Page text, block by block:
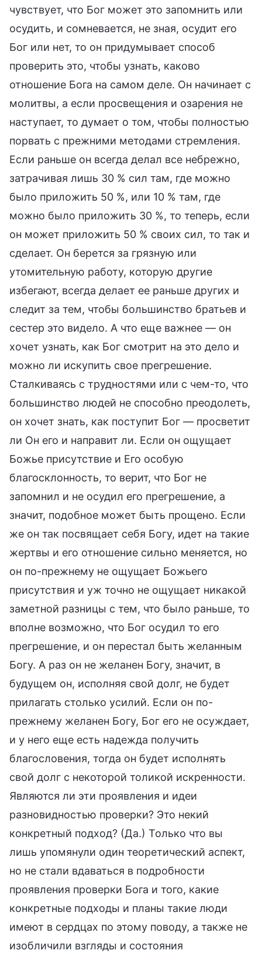
чувствует, что Бог может это запомнить или
осудить, и сомневается, не зная, осудит его
Бог или нет, то он придумывает способ
проверить это, чтобы узнать, каково
отношение Бога на самом деле. Он начинает с
молитвы, а если просвещения и озарения не
наступает, то думает о том, чтобы полностью
порвать с прежними методами стремления.
Если раньше он всегда делал все небрежно,
затрачивая лишь 30 % сил там, где можно
было приложить 50 %, или 10 % там, где
можно было приложить 30 %, то теперь, если
он может приложить 50 % своих сил, то так и
сделает. Он берется за грязную или
утомительную работу, которую другие
избегают, всегда делает ее раньше других и
следит за тем, чтобы большинство братьев и
сестер это видело. А что еще важнее — он
хочет узнать, как Бог смотрит на это дело и
можно ли искупить свое прегрешение.
Сталкиваясь с трудностями или с чем-то, что
большинство людей не способно преодолеть,
он хочет знать, как поступит Бог — просветит
ли Он его и направит ли. Если он ощущает
Божье присутствие и Его особую
благосклонность, то верит, что Бог не
запомнил и не осудил его прегрешение, а
значит, подобное может быть прощено. Если
же он так посвящает себя Богу, идет на такие
жертвы и его отношение сильно меняется, но
он по-прежнему не ощущает Божьего
присутствия и уж точно не ощущает никакой
заметной разницы с тем, что было раньше, то
вполне возможно, что Бог осудил то его
прегрешение, и он перестал быть желанным
Богу. А раз он не желанен Богу, значит, в
будущем он, исполняя свой долг, не будет
прилагать столько усилий. Если он по-
прежнему желанен Богу, Бог его не осуждает,
и у него еще есть надежда получить
благословения, тогда он будет исполнять
свой долг с некоторой толикой искренности.
Являются ли эти проявления и идеи
разновидностью проверки? Это некий
конкретный подход? (Да.) Только что вы
лишь упомянули один теоретический аспект,
но не стали вдаваться в подробности
проявления проверки Бога и того, какие
конкретные подходы и планы такие люди
имеют в сердцах по этому поводу, а также не
изобличили взгляды и состояния